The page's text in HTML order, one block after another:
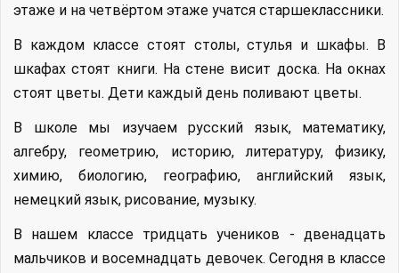
этаже и на четвёртом этаже учатся старшеклассники.
В каждом классе стоят столы, стулья и шкафы. В
шкафах стоят книги. На стене висит доска. На окнах
стоят цветы. Дети каждый день поливают цветы.
В школе мы изучаем русский язык, математику,
алгебру, геометрию, историю, литературу, физику,
химию, биологию, географию, английский язык,
немецкий язык, рисование, музыку.
В нашем классе тридцать учеников - двенадцать
мальчиков и восемнадцать девочек. Сегодня в классе